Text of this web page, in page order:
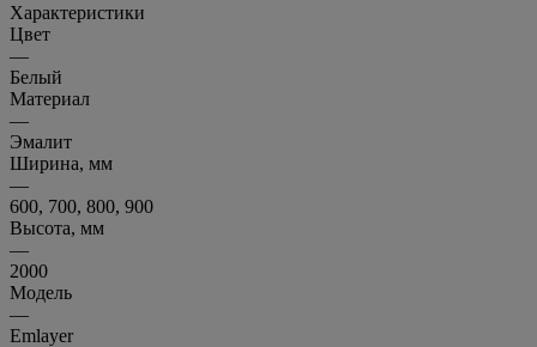
Характеристики
Цвет
—
Белый
Материал
—
Эмалит
Ширина, мм
—
600, 700, 800, 900
Высота, мм
—
2000
Модель
—
Emlayer